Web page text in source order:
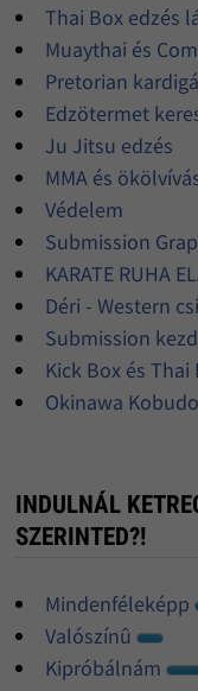
Thai Box edzés
Muaythai és
Pretorian
Edzötermet
Ju Jitsu edzés
MMA és
Védelem
Submission
KARATE RUHA
Déri - Western
Submission
Kick Box és Thai
Okinawa
INDULNÁL
SZERINTED?!
Mindenféleképp
Valószínû
Kipróbálnám